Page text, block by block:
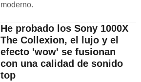
moderno.
He probado los Sony 1000X
The Collexion, el lujo y el
efecto 'wow' se fusionan
con una calidad de sonido
top